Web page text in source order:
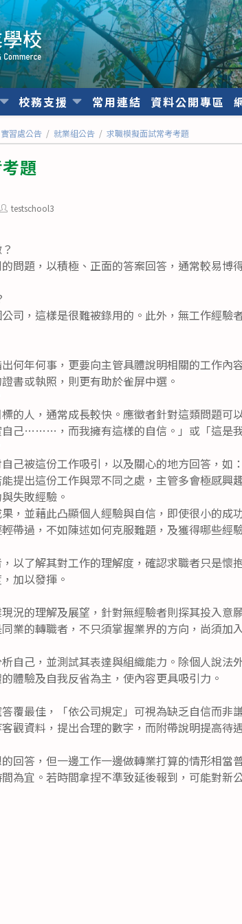
校務支援 常用連結 資料公開專區
實習處公告 / 就業組公告 / 求職模擬面試常考考題
題
Posttestschool3
問題，以積極、正面的答案回答，通常較易博
司，這樣是很難被錄用的。此外，無工作經驗
何年何事，更要向主管具體說明相關的工作內
書或執照，則更有助於雀屏中選。
的人，通常成長較快。應徵者針對這類問題
自己………，而我擁有這樣的自信。」或「這是
己被這份工作吸引，以及關心的地方回答，如
提出這份工作與眾不同之處，主管多會極感興
失敗經驗。
，並藉此凸顯個人經驗與自信，即使很小的成
帶過，不如陳述如何克服難題，及獲得哪些經
以了解其對工作的理解度，確認求職者只是懷
加以發揮。
況的理解及展望，針對無經驗者則探其投入意
業的轉職者，不只須掌握業界的方向，尚須加
自己，並測試其表達與組織能力。除個人說法
體驗及自我反省為主，使內容更具吸引力。
覆最佳，「依公司規定」可視為缺乏自信而非
觀資料，提出合理的數字，而附帶說明提高待
回答，但一邊工作一邊做轉業打算的情形相當
為宜。若時間拿捏不準致延後報到，可能對新